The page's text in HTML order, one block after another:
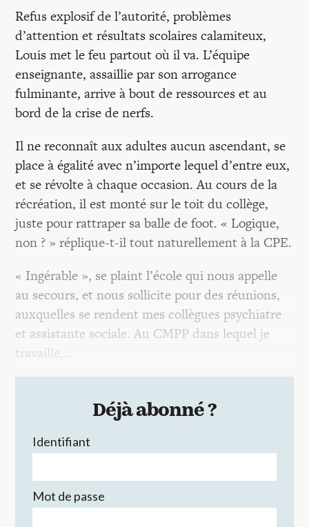
Refus explosif de l’autorité, problèmes
d’attention et résultats scolaires calamiteux,
Louis met le feu partout où il va. L’équipe
enseignante, assaillie par son arrogance
fulminante, arrive à bout de ressources et au
bord de la crise de nerfs.
Il ne reconnaît aux adultes aucun ascendant, se
place à égalité avec n’importe lequel d’entre eux,
et se révolte à chaque occasion. Au cours de la
récréation, il est monté sur le toit du collège,
juste pour rattraper sa balle de foot. « Logique,
non ? » réplique-t-il tout naturellement à la CPE.
« Ingérable », se plaint l’école qui nous appelle
au secours, et nous sollicite pour des réunions,
auxquelles se rendent mes collègues psychiatre
et assistante sociale. Au CMPP dans lequel je
travaille,…
Déjà abonné ?
Identifiant
Mot de passe